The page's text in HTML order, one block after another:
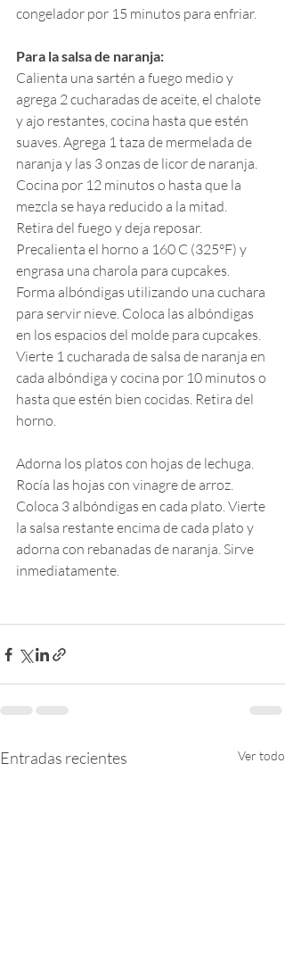
congelador por 15 minutos para enfriar.
Para la salsa de naranja:
Calienta una sartén a fuego medio y
agrega 2 cucharadas de aceite, el chalote
y ajo restantes, cocina hasta que estén
suaves. Agrega 1 taza de mermelada de
naranja y las 3 onzas de licor de naranja.
Cocina por 12 minutos o hasta que la
mezcla se haya reducido a la mitad.
Retira del fuego y deja reposar.
Precalienta el horno a 160 C (325°F) y
engrasa una charola para cupcakes.
Forma albóndigas utilizando una cuchara
para servir nieve. Coloca las albóndigas
en los espacios del molde para cupcakes.
Vierte 1 cucharada de salsa de naranja en
cada albóndiga y cocina por 10 minutos o
hasta que estén bien cocidas. Retira del
horno.
Adorna los platos con hojas de lechuga.
Rocía las hojas con vinagre de arroz.
Coloca 3 albóndigas en cada plato. Vierte
la salsa restante encima de cada plato y
adorna con rebanadas de naranja. Sirve
inmediatamente.
Entradas recientes Ver todo